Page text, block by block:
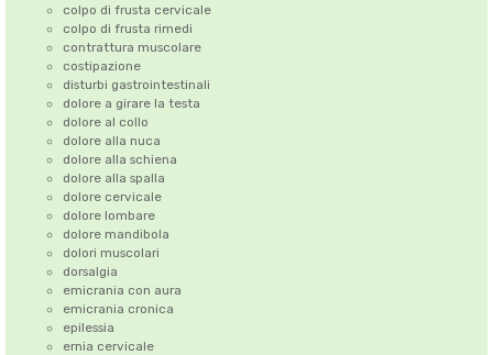
colpo di frusta cervicale
colpo di frusta rimedi
contrattura muscolare
costipazione
disturbi gastrointestinali
dolore a girare la testa
dolore al collo
dolore alla nuca
dolore alla schiena
dolore alla spalla
dolore cervicale
dolore lombare
dolore mandibola
dolori muscolari
dorsalgia
emicrania con aura
emicrania cronica
epilessia
ernia cervicale